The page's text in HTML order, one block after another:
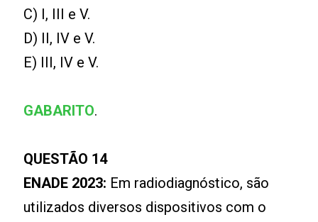
C) I, III e V.
D) II, IV e V.
E) III, IV e V.
GABARITO.
QUESTÃO 14
ENADE 2023: Em radiodiagnóstico, são
utilizados diversos dispositivos com o